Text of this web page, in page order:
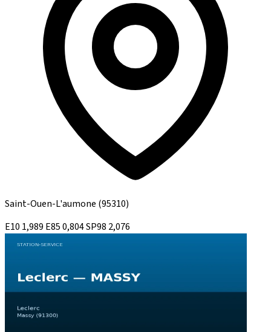
Saint-Ouen-L'aumone (95310)
E10 1,989 E850,804SP98 2,076